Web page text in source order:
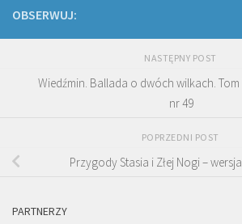
OBSERWUJ:
NASTĘPNY POST
Wiedźmin. Ballada o dwóch wilkach. Tom
nr 49
POPRZEDNI POST
Przygody Stasia i Złej Nogi –
PARTNERZY